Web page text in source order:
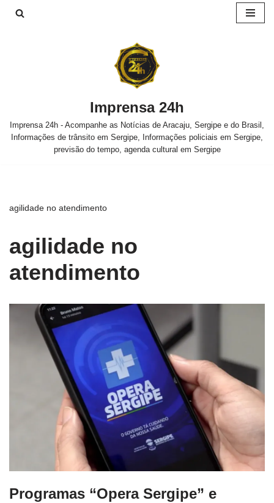
Imprensa 24h
Imprensa 24h - Acompanhe as Notícias de Aracaju, Sergipe e do Brasil,
Informações de trânsito em Sergipe, Informações policiais em Sergipe,
previsão do tempo, agenda cultural em Sergipe
agilidade no atendimento
agilidade no
atendimento
Programas “Opera Sergipe” e